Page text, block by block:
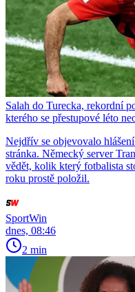
Salah do Turecka, rekordní
kterého se přestupové léto
Nejdřív se objevovalo
stránka. Německý server
vědět, kolik který fotbalista
roku prostě položil.
SportWin
dnes, 08:46
2 min